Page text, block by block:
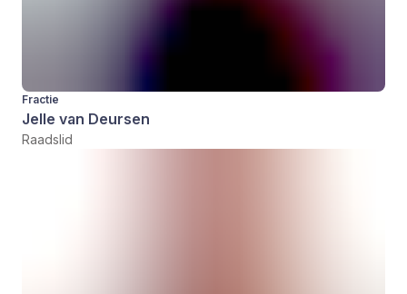
Fractie
Jelle van Deursen
Raadslid